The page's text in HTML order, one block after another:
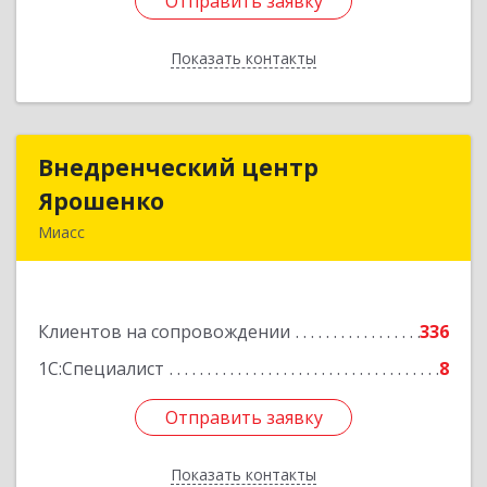
Показать контакты
Назад
Внедренческий центр
Ярошенко
Миасс
Клиентов на сопровождении
336
1С:Специалист
8
Отправить заявку
Показать контакты
Внедренческий центр
Подробнее
Отправить заявку
Назад